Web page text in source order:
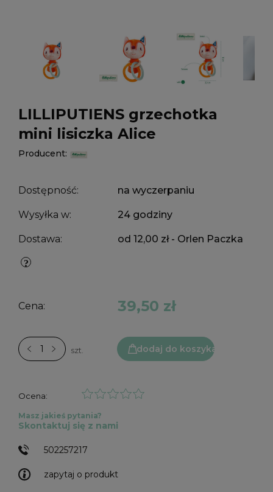
LILLIPUTIENS grzechotka
mini lisiczka Alice
Producent:
Dostępność: na wyczerpaniu
Wysyłka w: 24 godziny
Dostawa: od 12,00 zł - Orlen Paczka
Cena: 39,50 zł
szt. dodaj do koszyka
Ocena:
zapytaj o produkt
Masz jakieś pytania?
Skontaktuj się z nami
502257217